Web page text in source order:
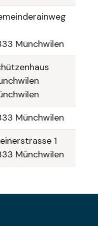
Münchwilen
Münchwilen
1
Münchwilen